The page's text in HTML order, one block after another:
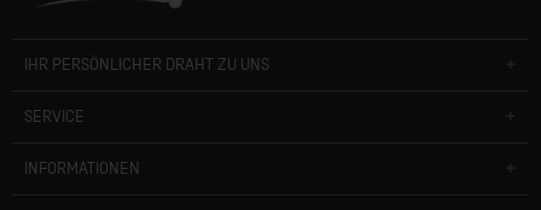
IHR PERSÖNLICHER DRAHT ZU UNS
SERVICE
INFORMATIONEN